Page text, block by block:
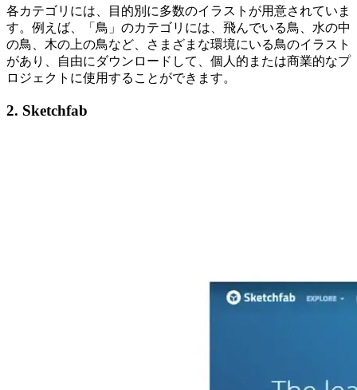
各カテゴリには、目的別に多数のイラストが用意されていま
す。例えば、「鳥」のカテゴリには、飛んでいる鳥、水の中
の鳥、木の上の鳥など、さまざまな環境にいる鳥のイラスト
があり、自由にダウンロードして、個人的または商業的なプ
ロジェクトに使用することができます。
2. Sketchfab